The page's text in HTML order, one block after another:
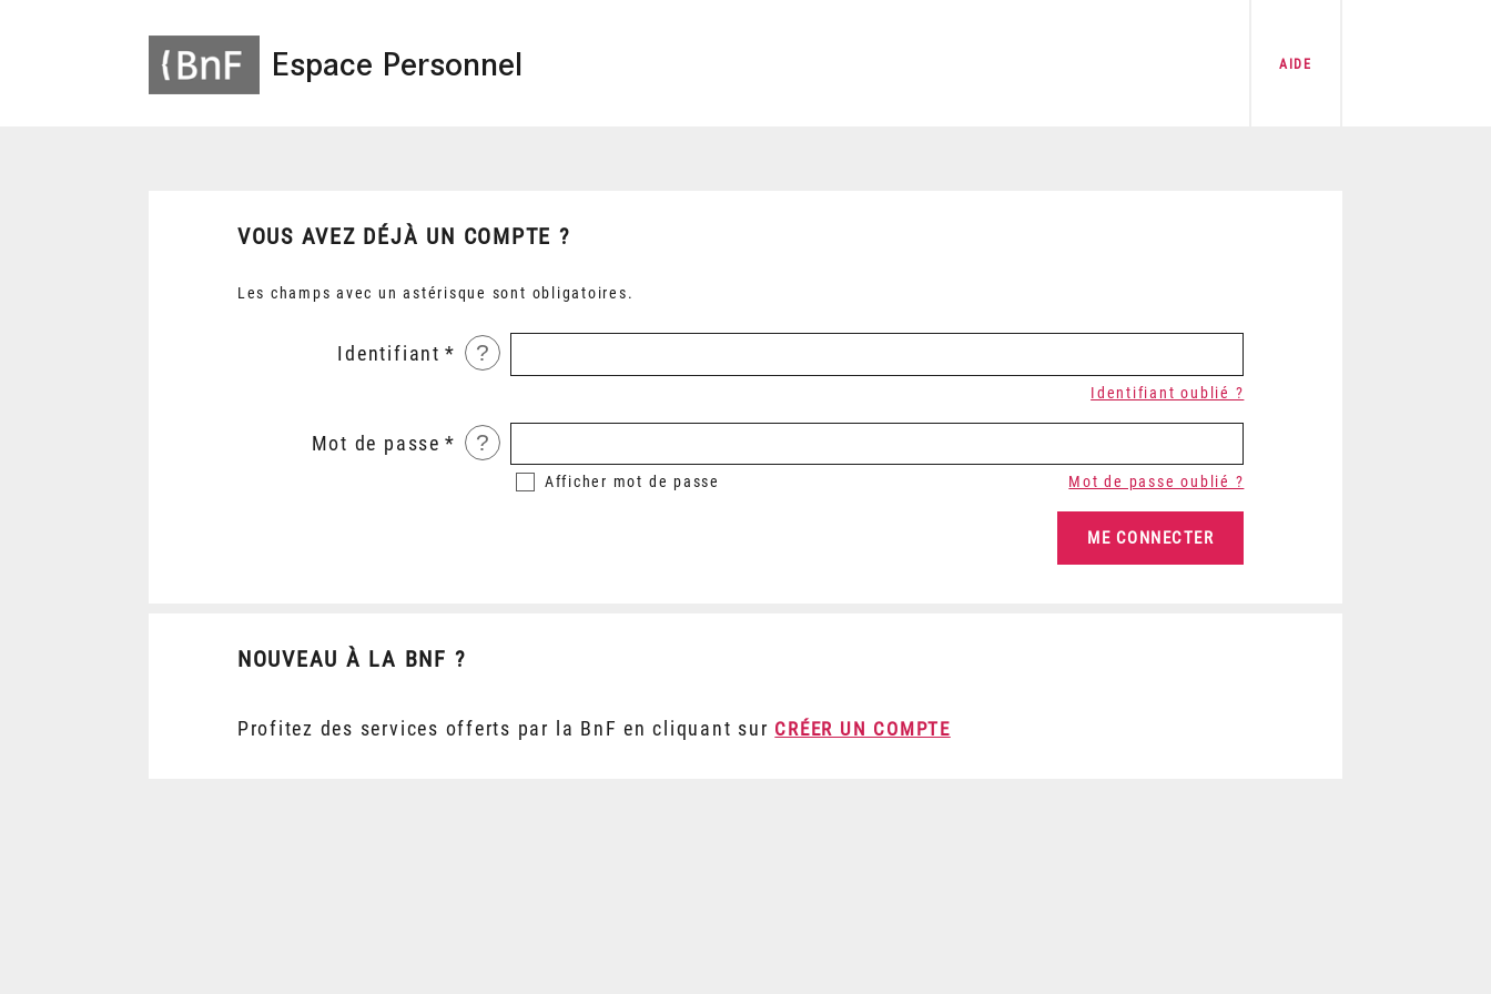
Espace Personnel AIDE
VOUS AVEZ DÉJÀ UN COMPTE ?
Les champs avec un astérisque sont obligatoires.
Identifiant ?
Identifiant oublié ?
Mot de passe ?
Afficher mot de passe Mot de passe oublié ?
NOUVEAU À LA BNF ?
Profitez des services offerts par la BnF en cliquant sur CRÉER UN COMPTE